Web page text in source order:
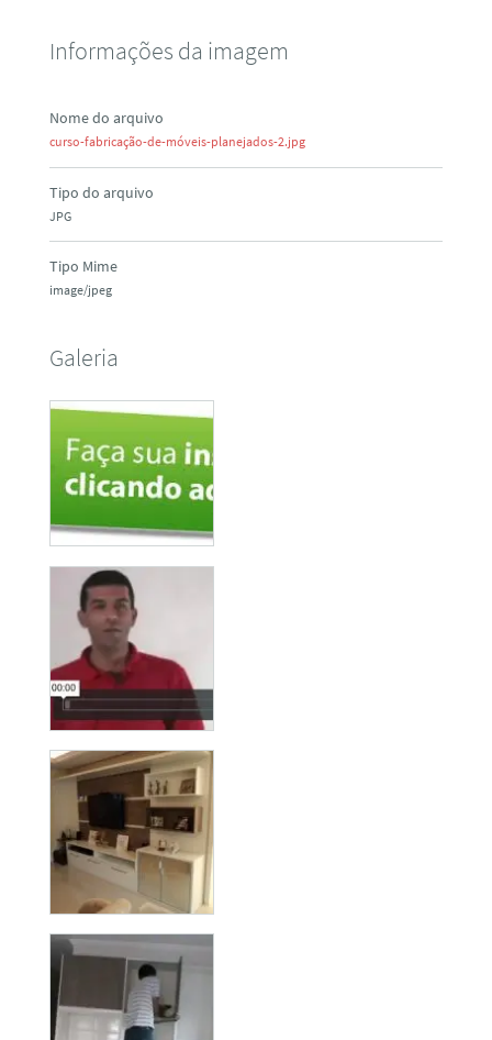
Informações da imagem
Nome do arquivo
curso-fabricação-de-móveis-planejados-2.jpg
Tipo do arquivo
JPG
Tipo Mime
image/jpeg
Galeria